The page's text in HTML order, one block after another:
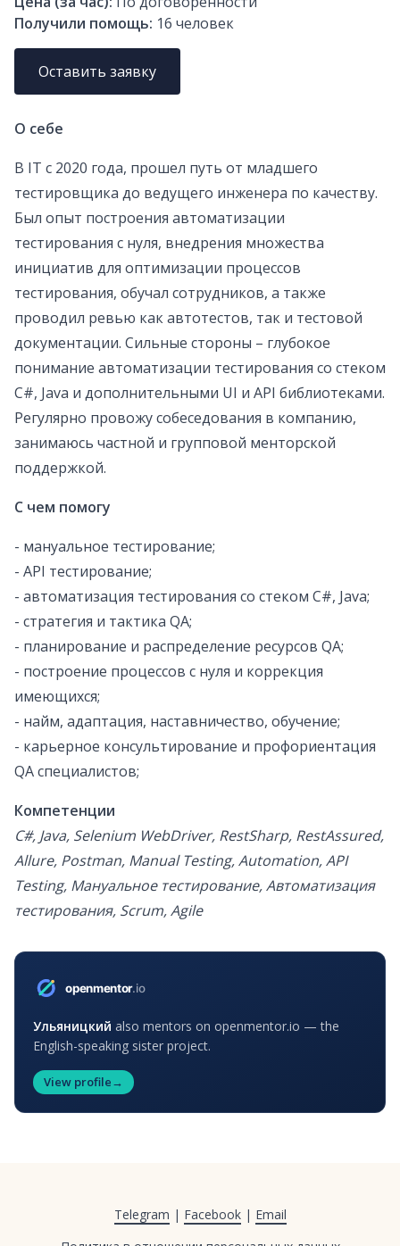
Получили помощь: 16 человек
Оставить заявку
О себе
В IT с 2020 года, прошел путь от младшего
тестировщика до ведущего инженера по качеству.
Был опыт построения автоматизации
тестирования с нуля, внедрения множества
инициатив для оптимизации процессов
тестирования, обучал сотрудников, а также
проводил ревью как автотестов, так и тестовой
документации. Сильные стороны – глубокое
понимание автоматизации тестирования со стеком
C#, Java и дополнительными UI и API библиотеками.
Регулярно провожу собеседования в компанию,
занимаюсь частной и групповой менторской
поддержкой.
С чем помогу
- мануальное тестирование;
- API тестирование;
- автоматизация тестирования со стеком C#, Java;
- стратегия и тактика QA;
- планирование и распределение ресурсов QA;
- построение процессов с нуля и коррекция
имеющихся;
- найм, адаптация, наставничество, обучение;
- карьерное консультирование и профориентация
QA специалистов;
Компетенции
C#, Java, Selenium WebDriver, RestSharp, RestAssured,
Allure, Postman, Manual Testing, Automation, API
Testing, Мануальное тестирование, Автоматизация
тестирования, Scrum, Agile
Ульяницкий also mentors on openmentor.io — the
English-speaking sister project.
View profile→
Telegram | Facebook| Email